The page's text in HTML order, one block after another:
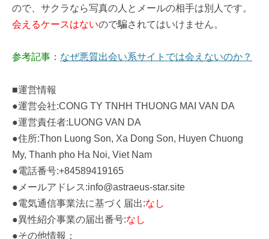
ので、サクラなら写真の人とメールの相手は別人です。
会えるケースはないので騙されてはいけません。
参考記事： なぜ悪質出会い系サイトでは会えないのか？
■運営情報
●運営会社:CONG TY TNHH THUONG MAI VAN DA
●運営責任者:LUONG VAN DA
●住所:Thon Luong Son, Xa Dong Son, Huyen Chuong
My, Thanh pho Ha Noi, Viet Nam
●電話番号:+84589419165
●メールアドレス:info@astraeus-star.site
●電気通信事業法に基づく届出:なし
●異性紹介事業の届出番号:なし
●その他情報：